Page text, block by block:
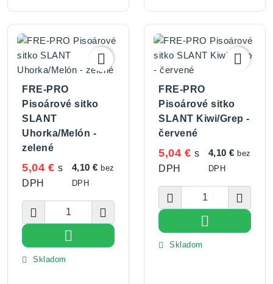

FRE-PRO
Pisoárové sitko
SLANT
Uhorka/Melón -
zelené
5,04 € s
DPH
4,10 €bez
DPH
 

 Skladom

FRE-PRO
Pisoárové sitko
SLANT Kiwi/Grep -
červené
5,04 € s
DPH
4,10 €bez
DPH
 

 Skladom